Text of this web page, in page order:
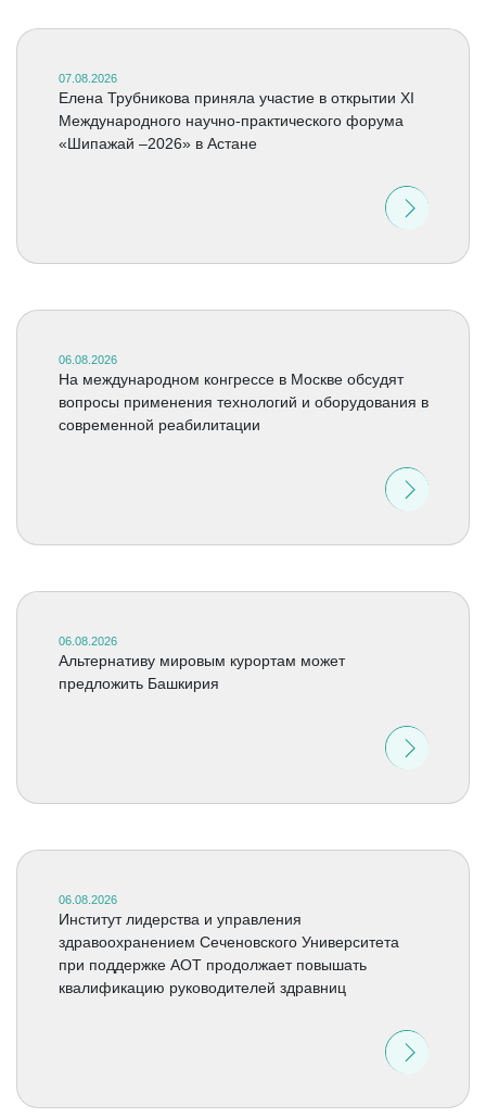
07.08.2026
Елена Трубникова приняла участие в открытии XI
Международного научно-практического форума
«Шипажай –2026» в Астане
06.08.2026
На международном конгрессе в Москве обсудят
вопросы применения технологий и оборудования в
современной реабилитации
06.08.2026
Альтернативу мировым курортам может
предложить Башкирия
06.08.2026
Институт лидерства и управления
здравоохранением Сеченовского Университета
при поддержке АОТ продолжает повышать
квалификацию руководителей здравниц